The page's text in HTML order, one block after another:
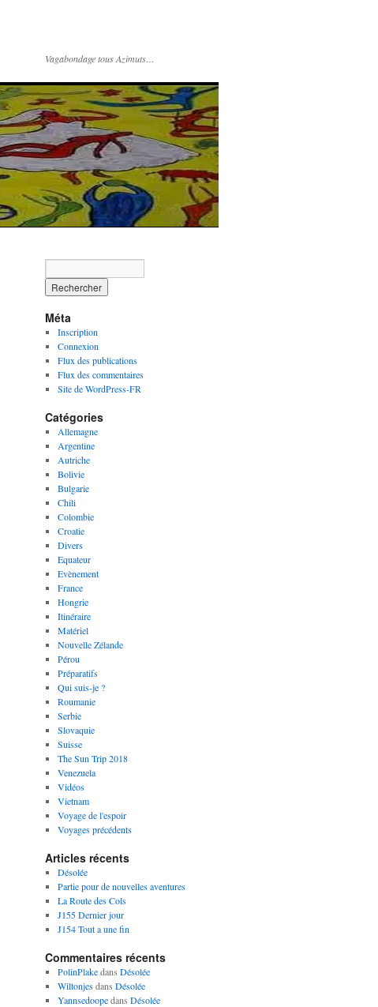
Vagabondage tous Azimuts…
Méta
Inscription
Connexion
Flux des publications
Flux des commentaires
Site de WordPress-FR
Catégories
Allemagne
Argentine
Autriche
Bolivie
Bulgarie
Chili
Colombie
Croatie
Divers
Equateur
Evènement
France
Hongrie
Itinéraire
Matériel
Nouvelle Zélande
Pérou
Préparatifs
Qui suis-je ?
Roumanie
Serbie
Slovaquie
Suisse
The Sun Trip 2018
Venezuela
Vidéos
Vietnam
Voyage de l'espoir
Voyages précédents
Articles récents
Désolée
Partie pour de nouvelles aventures
La Route des Cols
J155 Dernier jour
J154 Tout a une fin
Commentaires récents
PolinPlakedans Désolée
Wiltonjesdans Désolée
Yannsedoopedans Désolée